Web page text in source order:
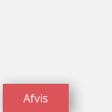
Afvis